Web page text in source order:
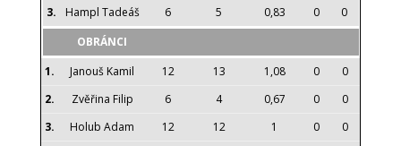
3.
Hampl Tadeáš 6 5 0,83 0
0
OBRÁNCI
1.
Janouš Kamil 12 13 1,08 0
0
2.
Zvěřina Filip 6 4 0,67 0
0
3.
Holub Adam 12 12 1 0
0